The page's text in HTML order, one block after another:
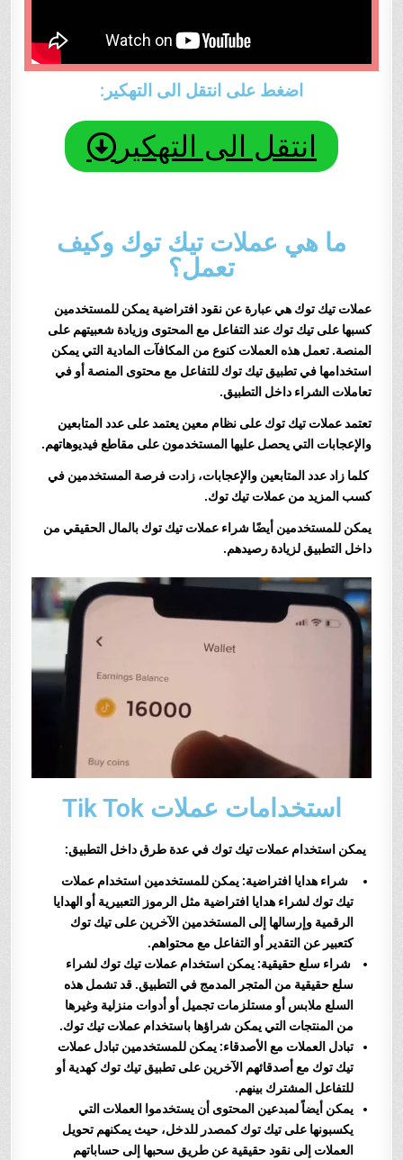
اضغط على انتقل الى التهكير:
انتقل الى التهكير
ما هي عملات تيك توك وكيف
تعمل؟
عملات تيك توك هي عبارة عن نقود افتراضية يمكن للمستخدمين
كسبها على تيك توك عند التفاعل مع المحتوى وزيادة شعبيتهم على
المنصة. تعمل هذه العملات كنوع من المكافآت المادية التي يمكن
استخدامها في تطبيق تيك توك للتفاعل مع محتوى المنصة أو في
تعاملات الشراء داخل التطبيق.
تعتمد عملات تيك توك على نظام معين يعتمد على عدد المتابعين
والإعجابات التي يحصل عليها المستخدمون على مقاطع فيديوهاتهم.
كلما زاد عدد المتابعين والإعجابات، زادت فرصة المستخدمين في
كسب المزيد من عملات تيك توك.
يمكن للمستخدمين أيضًا شراء عملات تيك توك بالمال الحقيقي من
داخل التطبيق لزيادة رصيدهم.
استخدامات عملات Tik Tok
يمكن استخدام عملات تيك توك في عدة طرق داخل التطبيق:
شراء هدايا افتراضية: يمكن للمستخدمين استخدام عملات
تيك توك لشراء هدايا افتراضية مثل الرموز التعبيرية أو الهدايا
الرقمية وإرسالها إلى المستخدمين الآخرين على تيك توك
كتعبير عن التقدير أو التفاعل مع محتواهم.
شراء سلع حقيقية: يمكن استخدام عملات تيك توك لشراء
سلع حقيقية من المتجر المدمج في التطبيق. قد تشمل هذه
السلع ملابس أو مستلزمات تجميل أو أدوات منزلية وغيرها
من المنتجات التي يمكن شراؤها باستخدام عملات تيك توك.
تبادل العملات مع الأصدقاء: يمكن للمستخدمين تبادل عملات
تيك توك مع أصدقائهم الآخرين على تطبيق تيك توك كهدية أو
للتفاعل المشترك بينهم.
يمكن أيضاً لمبدعين المحتوى أن يستخدموا العملات التي
يكسبونها على تيك توك كمصدر للدخل، حيث يمكنهم تحويل
العملات إلى نقود حقيقية عن طريق سحبها إلى حساباتهم